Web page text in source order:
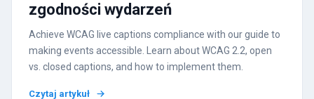
zgodności wydarzeń
Achieve WCAG live captions compliance with our guide to
making events accessible. Learn about WCAG 2.2, open
vs. closed captions, and how to implement them.
Czytaj artykuł